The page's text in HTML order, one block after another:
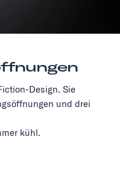
Design. Sie
und drei
kühl.